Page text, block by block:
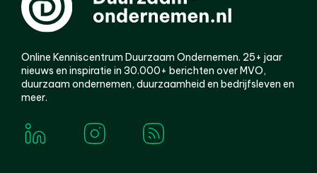
Online Kenniscentrum Duurzaam Ondernemen. 25+ jaar
nieuws en inspiratie in 30.000+ berichten over MVO,
duurzaam ondernemen, duurzaamheid en bedrijfsleven en
meer.